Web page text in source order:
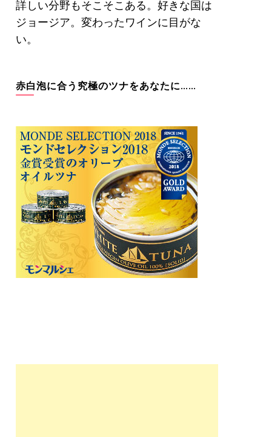
詳しい分野もそこそこある。好きな国は
ジョージア。変わったワインに目がな
い。
赤白泡に合う究極のツナをあなたに……